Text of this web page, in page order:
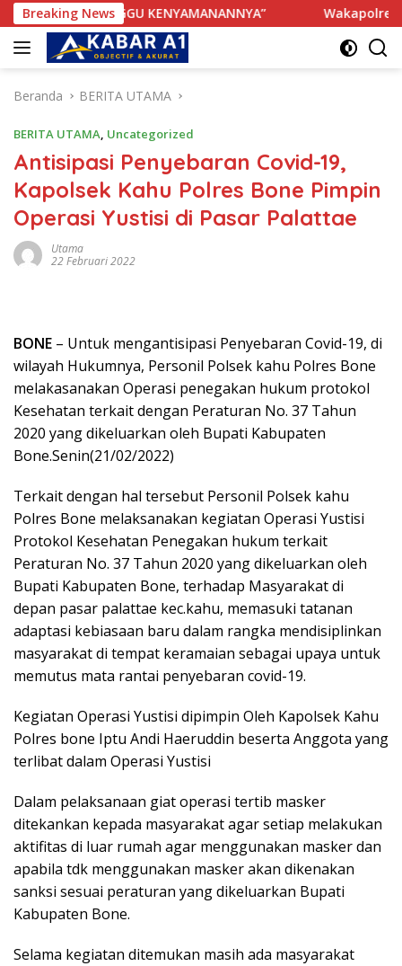
Langsung
ke
konten
Breaking NewsKENYAMANANNYA” Wakapolres Bone
Beranda BERITA UTAMA
BERITA UTAMA, Uncategorized
Antisipasi Penyebaran Covid-19,
Kapolsek Kahu Polres Bone Pimpin
Operasi Yustisi di Pasar Palattae
Utama
22 Februari 2022
BONE – Untuk mengantisipasi Penyebaran Covid-19, di
wilayah Hukumnya, Personil Polsek kahu Polres Bone
melakasanakan Operasi penegakan hukum protokol
Kesehatan terkait dengan Peraturan No. 37 Tahun
2020 yang dikeluarkan oleh Bupati Kabupaten
Bone.Senin(21/02/2022)
Terkait dengan hal tersebut Personil Polsek kahu
Polres Bone melaksanakan kegiatan Operasi Yustisi
Protokol Kesehatan Penegakan hukum terkait
Peraturan No. 37 Tahun 2020 yang dikeluarkan oleh
Bupati Kabupaten Bone, terhadap Masyarakat di
depan pasar palattae kec.kahu, memasuki tatanan
adaptasi kebiasaan baru dalam rangka mendisiplinkan
masyarakat di tempat keramaian sebagai upaya untuk
memutus mata rantai penyebaran covid-19.
Kegiatan Operasi Yustisi dipimpin Oleh Kapolsek Kahu
Polres bone Iptu Andi Haeruddin beserta Anggota yang
terlibat dalam Operasi Yustisi
Dalam pelaksanaan giat operasi tertib masker
ditekankan kepada masyarakat agar setiap melakukan
aktifitas di luar rumah agar menggunakan masker dan
apabila tdk menggunakan masker akan dikenakan
sanksi sesuai peraturan yang dikeluarkan Bupati
Kabupaten Bone.
Selama kegiatan ditemukan masih ada masyarakat